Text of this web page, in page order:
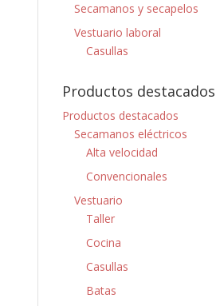
Secamanos y secapelos
Vestuario laboral
Casullas
Productos destacados
Productos destacados
Secamanos eléctricos
Alta velocidad
Convencionales
Vestuario
Taller
Cocina
Casullas
Batas